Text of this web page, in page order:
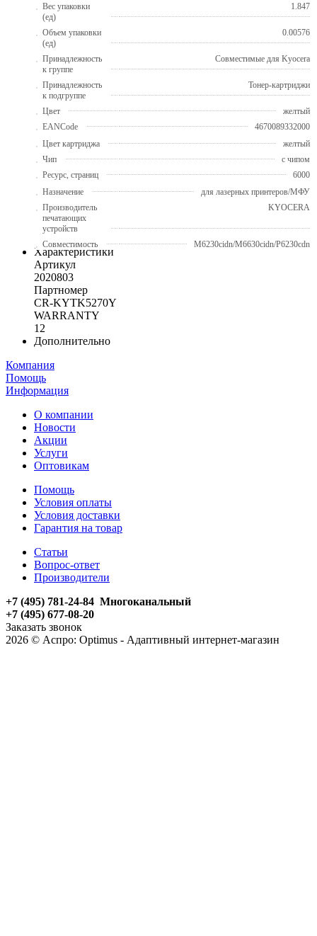
Вес упаковки
(ед)
1.847
Объем упаковки
(ед)
0.00576
Принадлежность
к группе
Совместимые для Kyocera
Принадлежность
к подгруппе
Тонер-картриджи
Цвет
желтый
EANCode
4670089332000
Цвет картриджа
желтый
Чип
с чипом
Ресурс, страниц
6000
Назначение
для лазерных принтеров/МФУ
Производитель
печатающих
устройств
KYOCERA
Совместимость M6230cidn/M6630cidn/P6230cdn
Характеристики
Артикул
2020803
Партномер
CR-KYTK5270Y
WARRANTY
12
Дополнительно
Компания
Помощь
Информация
О компании
Новости
Акции
Услуги
Оптовикам
Помощь
Условия оплаты
Условия доставки
Гарантия на товар
Статьи
Вопрос-ответ
Производители
+7 (495) 781-24-84 Многоканальный
+7 (495) 677-08-20
Заказать звонок
2026 © Аспро: Optimus - Адаптивный интернет-магазин